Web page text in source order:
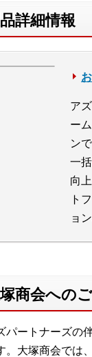
詳細情報
ア
ー
ン
一
向
ト
ョ
商会への
パートナーズ
。大塚商会では